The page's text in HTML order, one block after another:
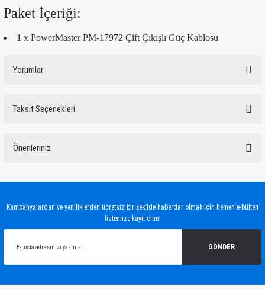
Paket İçeriği:
1 x PowerMaster PM-17972 Çift Çıkışlı Güç Kablosu
Yorumlar
Taksit Seçenekleri
Önerileriniz
Ürün açıklamasında eksik bilgiler bulunuyor.
Kampanyalardan ve yeniliklerden ücretsiz bir şekilde haberdar olmak için hemen e-bülten
listemize kayıt olun!
GÖNDER